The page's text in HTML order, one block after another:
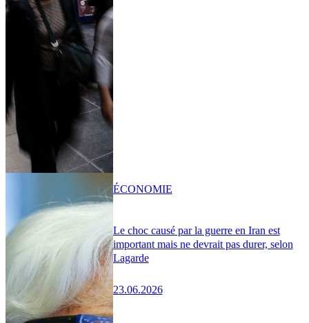
Le choc causé par la guerre en Iran est
important mais ne devrait pas durer, selon
Lagarde
23.06.2026
ÉCONOMIE